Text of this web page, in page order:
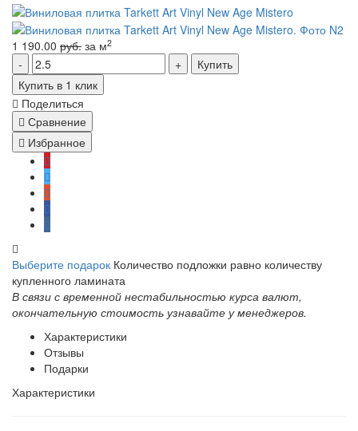
1 190.00 руб. за м2
Купить
Купить в 1 клик
Поделиться
Сравнение
Избранное
Выберите подарок Количество подложки равно количеству
купленного ламината
В связи с временной нестабильностью курса валют,
окончательную стоимость узнавайте у менеджеров.
Характеристики
Отзывы
Подарки
Характеристики